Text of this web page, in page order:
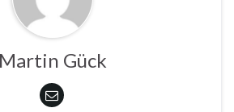
Martin Gück